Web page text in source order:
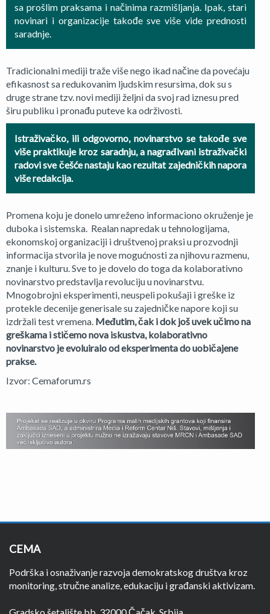
sa prošlim praksama i načinima razmišljanja. Ipak, stari
novinari i organizacije takođe sve više vide prednosti
saradnje.
Tradicionalni mediji traže više nego ikad načine da povećaju
efikasnost sa redukovanim ljudskim resursima, dok su s
druge strane tzv. novi mediji željni da svoj rad iznesu pred
širu publiku i pronađu puteve ka održivosti.
Istraživačko, ili odgovorno, novinarstvo se takođe sve
više praktikuje kroz saradnju, a nagrađivani istraživački
radovi sve češće nastaju kao rezultat zajedničkih napora
više redakcija.
Promena koju je donelo umreženo informaciono okruženje je
duboka i sistemska. Realan napredak u tehnologijama,
ekonomskoj organizaciji i društvenoj praksi u prozvodnji
informacija stvorila je nove mogućnosti za njihovu razmenu,
znanje i kulturu. Sve to je dovelo do toga da kolaborativno
novinarstvo predstavlja revoluciju u novinarstvu.
Mnogobrojni eksperimenti, neuspeli pokušaji i greške iz
protekle decenije generisale su zajedničke napore koji su
izdržali test vremena. Međutim, čak i dok još uvek učimo na
greškama i stičemo nova iskustva, kolaborativno
novinarstvo je evoluiralo od eksperimenta do uobičajene
prakse.
Izvor: Cemaforum.rs
CEMA
Podrška i osnaživanje razvoja demokratskog društva kroz
monitoring, stručne analize, edukaciju i građanski aktivizam.